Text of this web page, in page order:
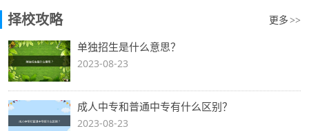
择校攻略 更多 >>
单独招生是什么意思？
2023-08-23
成人中专和普通中专有什么区别？
2023-08-23